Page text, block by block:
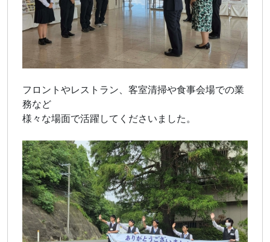
フロントやレストラン、客室清掃や食事会場での業
務など
様々な場面で活躍してくださいました。